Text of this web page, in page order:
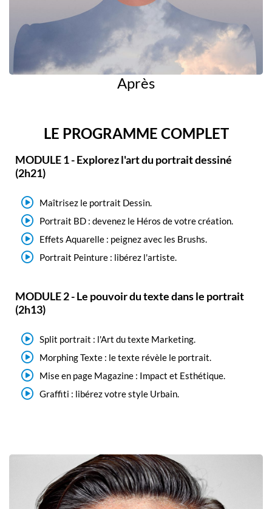
Après
LE PROGRAMME COMPLET
MODULE 1 - Explorez l'art du portrait dessiné
(2h21)
Maîtrisez le portrait Dessin.
Portrait BD : devenez le Héros de votre création.
Effets Aquarelle : peignez avec les Brushs.
Portrait Peinture : libérez l'artiste.
MODULE 2 - Le pouvoir du texte dans le portrait
(2h13)
Split portrait : l'Art du texte Marketing.
Morphing Texte : le texte révèle le portrait.
Mise en page Magazine : Impact et Esthétique.
Graffiti : libérez votre style Urbain.